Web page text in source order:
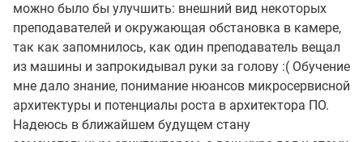
можно было бы улучшить: внешний вид некоторых
преподавателей и окружающая обстановка в камере,
так как запомнилось, как один преподаватель вещал
из машины и запрокидывал руки за голову :( Обучение
мне дало знание, понимание нюансов микросервисной
архитектуры и потенциалы роста в архитектора ПО.
Надеюсь в ближайшем будущем стану